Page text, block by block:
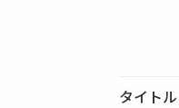
タイトル